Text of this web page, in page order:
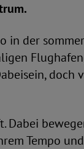
in der
doch
Dabei
Tempo